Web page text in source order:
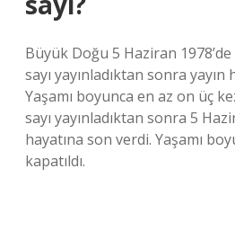
Büyük Doğu 5 Haziran 1978’de
sayı yayınladıktan sonra yayın
Yaşamı boyunca en az on üç
sayı yayınladıktan sonra 5
hayatına son verdi. Yaşamı
kapatıldı.